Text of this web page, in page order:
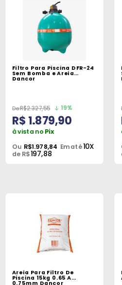
Filtro Para Piscina DFR-24
Sem Bomba e Areia
Dancor
R$2.327,55 19%
R$ 1.879,90
à vista no Pix
Ou R$1.978,84 Em até10X
de R$197,88
Areia Para Filtro De
Piscina 15kg 0.65 A
0.75mm Dancor